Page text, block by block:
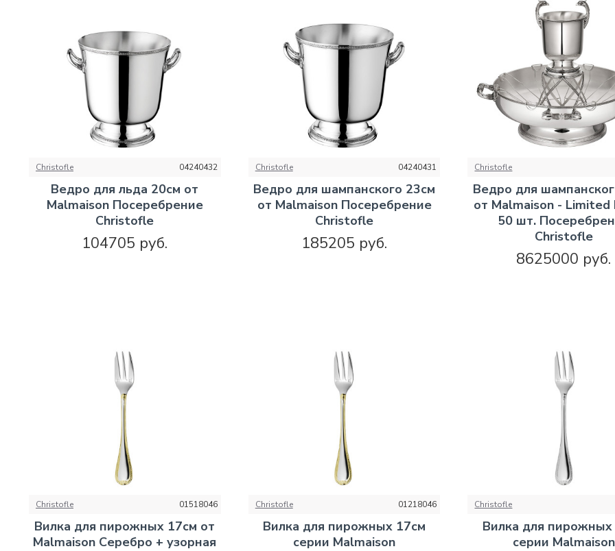
Christofle 04240432
Ведро для льда 20см от
Malmaison Посеребрение
Christofle
104705 руб.
Christofle 04240431
Ведро для шампанского 23см
от Malmaison Посеребрение
Christofle
185205 руб.
Christofle
Ведро для
от Malmaison - Limited
50 шт.
Christofle
8625000 руб.
Christofle 01518046
Вилка для пирожных 17см от
Malmaison Серебро + узорная
Christofle 01218046
Вилка для пирожных 17см
серии Malmaison
Christofle
Вилка для пирожных
серии Malmaison